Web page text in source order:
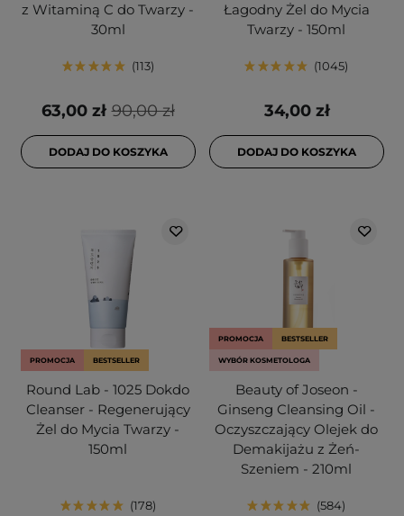
z Witaminą C do Twarzy -
30ml
113
90,00 zł
63,00 zł
DODAJ DO KOSZYKA
Łagodny Żel do Mycia
Twarzy - 150ml
1045
34,00 zł
DODAJ DO KOSZYKA
PROMOCJA BESTSELLER
Round Lab - 1025 Dokdo
Cleanser - Regenerujący
Żel do Mycia Twarzy -
150ml
178
PROMOCJA BESTSELLER
WYBÓR KOSMETOLOGA
Beauty of Joseon -
Ginseng Cleansing Oil -
Oczyszczający Olejek do
Demakijażu z Żeń-
Szeniem - 210ml
584